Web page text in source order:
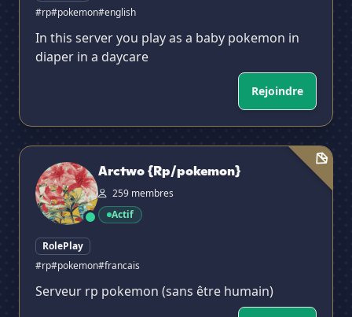
#rp#pokemon#english
In this server you play as a baby pokemon in
diaper in a daycare
Rejoindre
Arctwo {Rp/pokemon}
Arctwo {Rp/pokemon}
259 membres
Actif
RolePlay
#rp#pokemon#francais
Serveur rp pokemon (sans être humain)